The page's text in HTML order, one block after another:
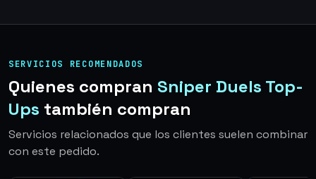
SERVICIOS RECOMENDADOS
Quienes compran Sniper Duels Top-
Ups también compran
Servicios relacionados que los clientes suelen combinar
con este pedido.